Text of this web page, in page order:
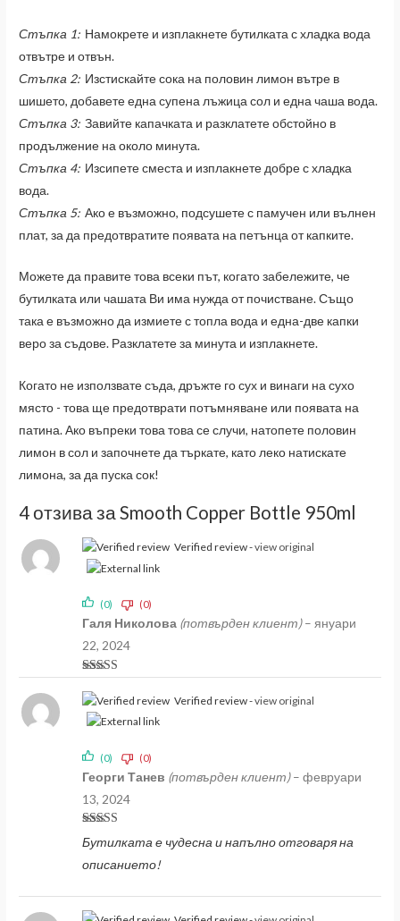
Стъпка 1:Намокрете и изплакнете бутилката с хладка вода
отвътре и отвън.
Стъпка 2:Изстискайте сока на половин лимон вътре в
шишето, добавете една супена лъжица сол и една чаша вода.
Стъпка 3:Завийте капачката и разклатете обстойно в
продължение на около минута.
Стъпка 4:Изсипете сместа и изплакнете добре с хладка
вода.
Стъпка 5:Ако е възможно, подсушете с памучен или вълнен
плат, за да предотвратите появата на петънца от капките.
Можете да правите това всеки път, когато забележите, че
бутилката или чашата Ви има нужда от почистване. Също
така е възможно да измиете с топла вода и една-две капки
веро за съдове. Разклатете за минута и изплакнете.
Когато не използвате съда, дръжте го сух и винаги на сухо
място - това ще предотврати потъмняване или появата на
патина. Ако въпреки това това се случи, натопете половин
лимон в сол и започнете да търкате, като леко натискате
лимона, за да пуска сок!
4 отзива заSmooth Copper Bottle 950ml
5от 5
Галя Николова (потвърден клиент) – януари
22, 2024
Verified review -view original
(0) (0)
Оценено на
5от 5
Георги Танев (потвърден клиент) – февруари
13, 2024
Verified review -view original
Бутилката е чудесна и напълно отговаря на
описанието!
(0) (0)